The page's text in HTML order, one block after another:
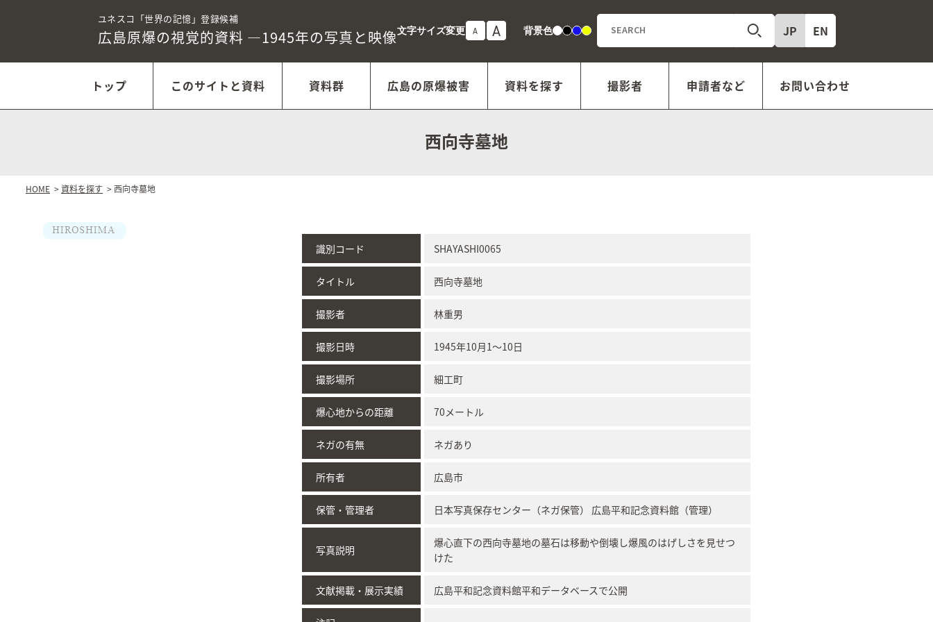
ユネスコ「世界の記憶」登録候補
広島原爆の視覚的資料 ―1945年の写真と映像文字サイズ変更 A A 背景色白黒青黄 EN
JP
トップ このサイトと資料 資料群 広島の原爆被害 資料を探す 撮影者 申請者など お問い合わせ
西向寺墓地
HOME >資料を探す > 西向寺墓地
識別コード SHAYASHI0065
タイトル 西向寺墓地
撮影者 林重男
撮影日時 1945年10月1～10日
撮影場所 細工町
爆心地からの距離 70メートル
ネガの有無 ネガあり
所有者 広島市
保管・管理者 日本写真保存センター（ネガ保管） 広島平和記念資料館（管理）
写真説明
爆心直下の西向寺墓地の墓石は移動や倒壊し爆風のはげしさを見せつ
けた
文献掲載・展示実績 広島平和記念資料館平和データベースで公開